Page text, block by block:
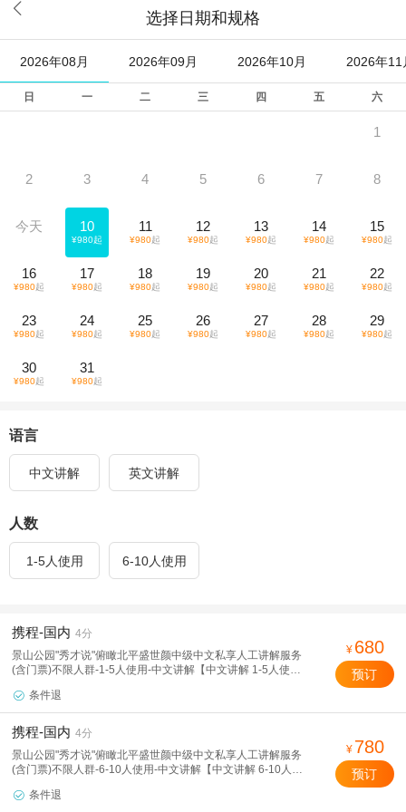

选择日期和规格
2026年08月 2026年09月 2026年10月 2026年11
日 一 二 三 四 五 六
1
2 3 4 5 6 7 8
今天 10
¥980起
11
¥980起
12
¥980起
13
¥980起
14
¥980起
15
¥980起
16
¥980起
17
¥980起
18
¥980起
19
¥980起
20
¥980起
21
¥980起
22
¥980起
23
¥980起
24
¥980起
25
¥980起
26
¥980起
27
¥980起
28
¥980起
29
¥980起
30
¥980起
31
¥980起
语言
中文讲解 英文讲解
人数
1-5人使用 6-10人使用
携程-国内 4分
景山公园"秀才说"俯瞰北平盛世颜中级中文私享人工讲解服务
(含门票)不限人群-1-5人使用-中文讲解【中文讲解 1-5人使
 条件退
¥ 680
预订
携程-国内 4分
景山公园"秀才说"俯瞰北平盛世颜中级中文私享人工讲解服务
(含门票)不限人群-6-10人使用-中文讲解【中文讲解 6-10人使
 条件退
¥ 780
预订